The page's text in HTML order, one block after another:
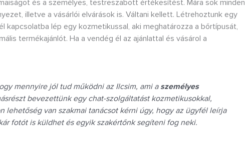
és a személyes, testreszabott értékesítést. Mára sok minden
illetve a vásárlói elvárások is. Váltani kellett. Létrehoztunk egy
kapcsolatba lép egy kozmetikussal, aki meghatározza a bőrtípusát,
termékajánlót. Ha a vendég él az ajánlattal és vásárol a
mennyire jól tud működni az Ilcsim, ami a személyes
bevezettünk egy chat-szolgáltatást kozmetikusokkal,
lehetőség van szakmai tanácsot kérni úgy, hogy az ügyfél leírja
fotót is küldhet és egyik szakértőnk segíteni fog neki.